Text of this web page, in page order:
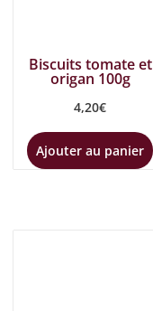
Biscuits tomate et
origan 100g
4,20€
Ajouter au panier